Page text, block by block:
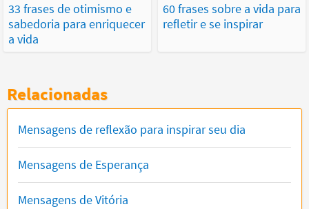
33 frases de otimismo e
sabedoria para enriquecer
a vida
60 frases sobre a vida para
refletir e se inspirar
Relacionadas
Mensagens de reflexão para inspirar seu dia
Mensagens de Esperança
Mensagens de Vitória